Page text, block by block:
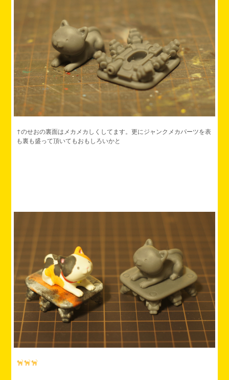
↑のせおの裏面はメカメカしくしてます。更にジャンクメカパーツを表
も裏も盛って頂いてもおもしろいかと